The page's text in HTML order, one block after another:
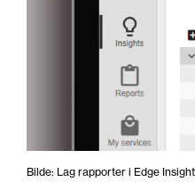
Bilde: Lag rapporter i Edge